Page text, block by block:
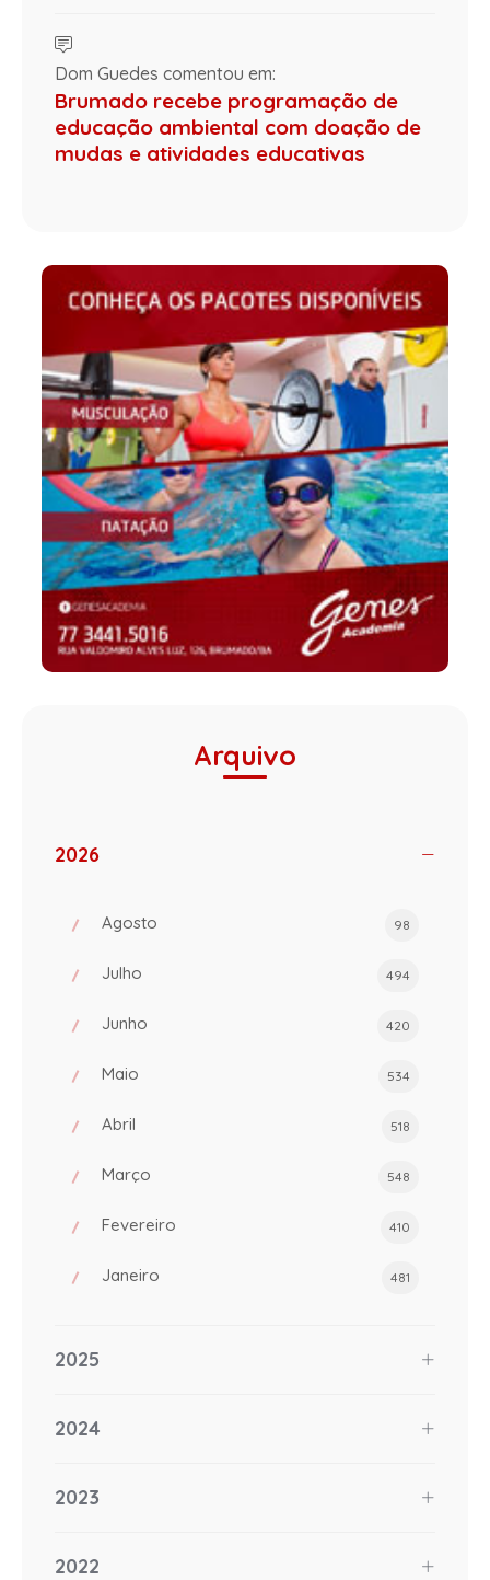
Dom Guedes comentou em:
Brumado recebe programação de
educação ambiental com doação de
mudas e atividades educativas
Arquivo
2026
Agosto 98
Julho 494
Junho 420
Maio 534
Abril 518
Março 548
Fevereiro 410
Janeiro 481
2025
2024
2023
2022